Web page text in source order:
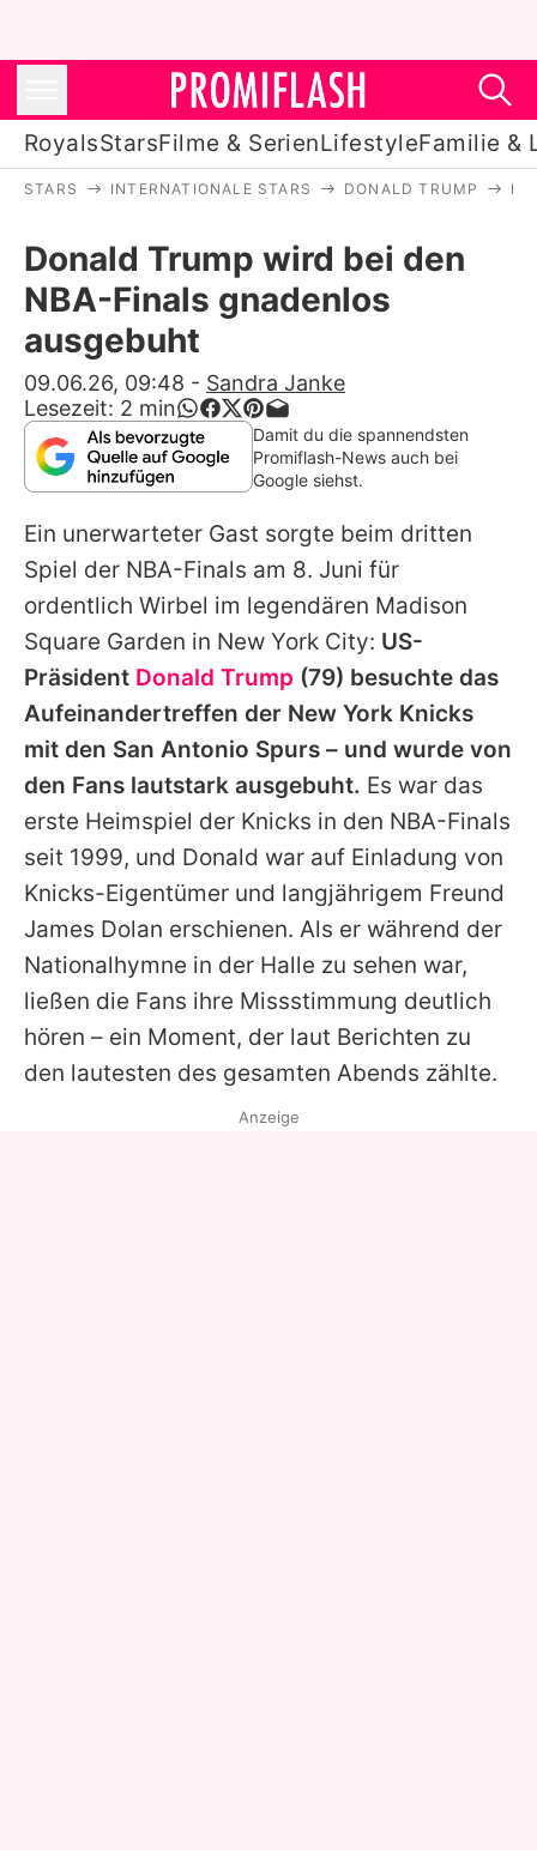
RoyalsStarsFilme & SerienLifestyleFamilie &
Stars
Filme & Serien
Lifestyle
Familie & Liebe
Promiflash Exklusiv
Alle Themen auf Promiflash
Jobs
App runterladen
Team
Redaktionelle Richtlinien
Impressum
Datenschutzerklärung
Nutzungsbedingungen
Utiq verwalten
STARS INTERNATIONALE STARS DONALD TRUMP
Donald Trump wird bei den
NBA-Finals gnadenlos
ausgebuht
09.06.26, 09:48 - Sandra Janke
Lesezeit: 2 min
Damit du die spannendsten
Promiflash-News auch bei
Google siehst.
Ein unerwarteter Gast sorgte beim dritten
Spiel der NBA-Finals am 8. Juni für
ordentlich Wirbel im legendären Madison
Square Garden in New York City: US-
Präsident Donald Trump (79) besuchte das
Aufeinandertreffen der New York Knicks
mit den San Antonio Spurs – und wurde von
den Fans lautstark ausgebuht. Es war das
erste Heimspiel der Knicks in den NBA-Finals
seit 1999, und Donald war auf Einladung von
Knicks-Eigentümer und langjährigem Freund
James Dolan erschienen. Als er während der
Nationalhymne in der Halle zu sehen war,
ließen die Fans ihre Missstimmung deutlich
hören – ein Moment, der laut Berichten zu
den lautesten des gesamten Abends zählte.
Anzeige